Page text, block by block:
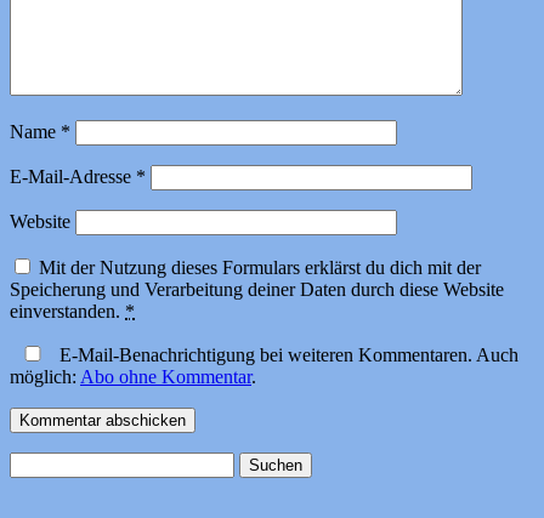
Name *
E-Mail-Adresse *
Website
Mit der Nutzung dieses Formulars erklärst du dich mit der
Speicherung und Verarbeitung deiner Daten durch diese Website
einverstanden. *
E-Mail-Benachrichtigung bei weiteren Kommentaren. Auch
möglich: Abo ohne Kommentar.
nach: